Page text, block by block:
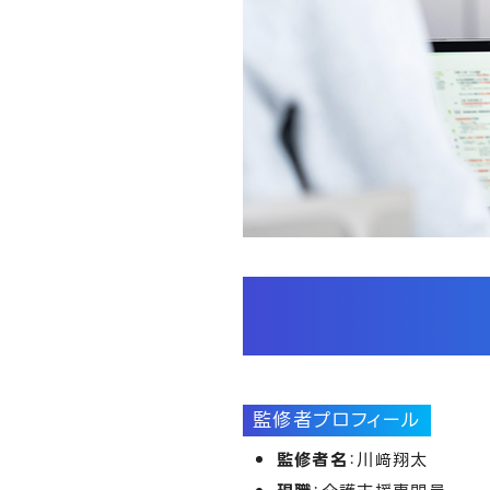
監修者プロフィール
監修者名 ：川﨑翔太